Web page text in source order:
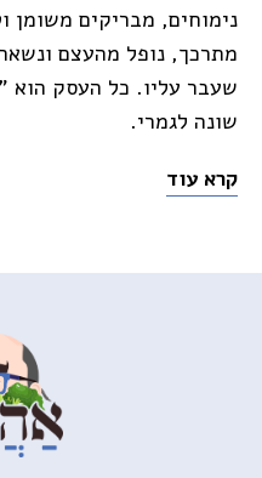
נימוחים, מבריקים משומן
מתרכך, נופל מהעצם
שעבר עליו. כל העסק הוא
שונה לגמרי.
קרא עוד